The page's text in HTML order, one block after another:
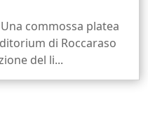
commossa platea
di Roccaraso
del li...